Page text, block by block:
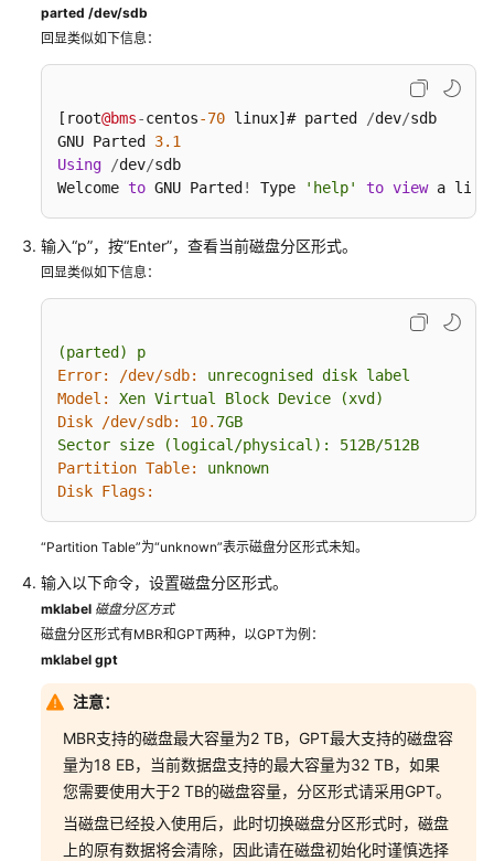
盘
类
型
述
为
BMS
数
据
初
始
化
数
据
始
化
数
据
盘
景
磁
盘
分
区
形
parted /dev/sdb
回显类似如下信息：
[root@bms-centos-70 linux]# parted /dev/sdb
GNU Parted 3.1
Using
/dev/sdb
Welcome to GNU Parted ! Type 'help' to view a
输入“p”，按“Enter”，查看当前磁盘分区形式。
回显类似如下信息：
(parted)
p
Error: /dev/sdb:
unrecognised disk label
Model:
Xen Virtual Block Device
(xvd)
Disk /dev/sdb:
10. 7GB
Sector size (logical/physical):
512B/512B
Partition Table:
unknown
Disk Flags:
“Partition Table”为“unknown”表示磁盘分区形式未知。
输入以下命令，设置磁盘分区形式。
mklabel 磁盘分区方式
磁盘分区形式有MBR和GPT两种，以GPT为例：
mklabel gpt
注意：
MBR支持的磁盘最大容量为2 TB，GPT最大支持的磁盘容
量为18 EB，当前数据盘支持的最大容量为32 TB，如果
您需要使用大于2 TB的磁盘容量，分区形式请采用GPT。
当磁盘已经投入使用后，此时切换磁盘分区形式时，磁盘
上的原有数据将会清除，因此请在磁盘初始化时谨慎选择